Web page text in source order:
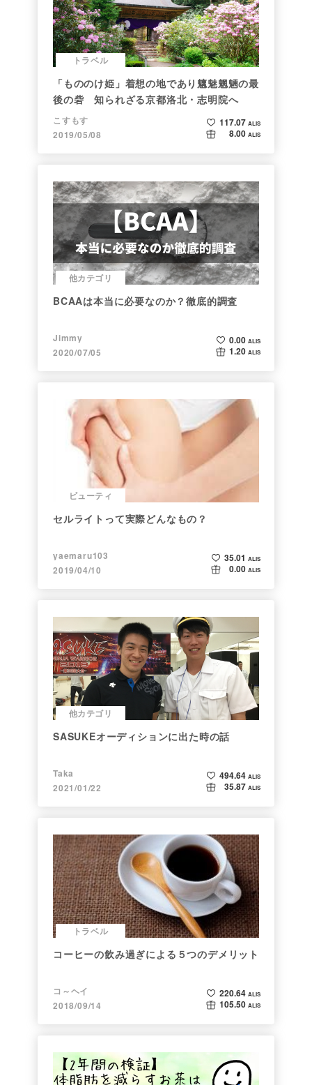
トラベル
「もののけ姫」着想の地であり魑魅魍魎の最
後の砦 知られざる京都洛北・志明院へ
こすもす
2019/05/08
117.07 ALIS
8.00 ALIS
他カテゴリ
BCAAは本当に必要なのか？徹底的調査
Jimmy
2020/07/05
0.00 ALIS
1.20 ALIS
ビューティ
セルライトって実際どんなもの？
yaemaru103
2019/04/10
35.01 ALIS
0.00 ALIS
他カテゴリ
SASUKEオーディションに出た時の話
Taka
2021/01/22
494.64 ALIS
35.87 ALIS
トラベル
コーヒーの飲み過ぎによる５つのデメリット
コ～ヘイ
2018/09/14
220.64 ALIS
105.50 ALIS